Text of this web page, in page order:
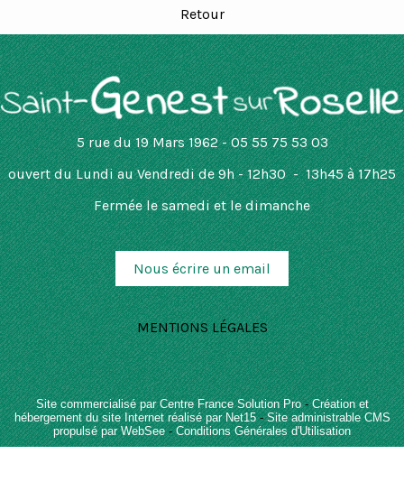
Retour
5 rue du 19 Mars 1962 - 05 55 75 53 03
ouvertdu Lundi au Vendredi de 9h - 12h30 - 13h45 à 17h25
Fermée le samedi et le dimanche
Nous écrire un email
MENTIONS LÉGALES
Site commercialisé par Centre France Solution Pro-Création et
hébergement du site Internet réalisé par Net15-Site administrable CMS
propulsé par WebSee-Conditions Générales d'Utilisation